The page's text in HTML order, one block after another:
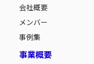
会社概要
メンバー
事例集
事業概要